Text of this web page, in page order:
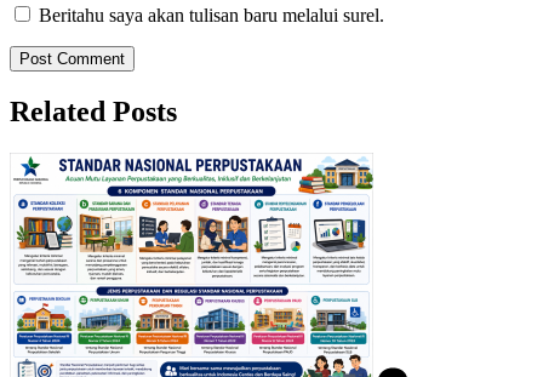
Beritahu saya akan tulisan baru melalui surel.
Related Posts